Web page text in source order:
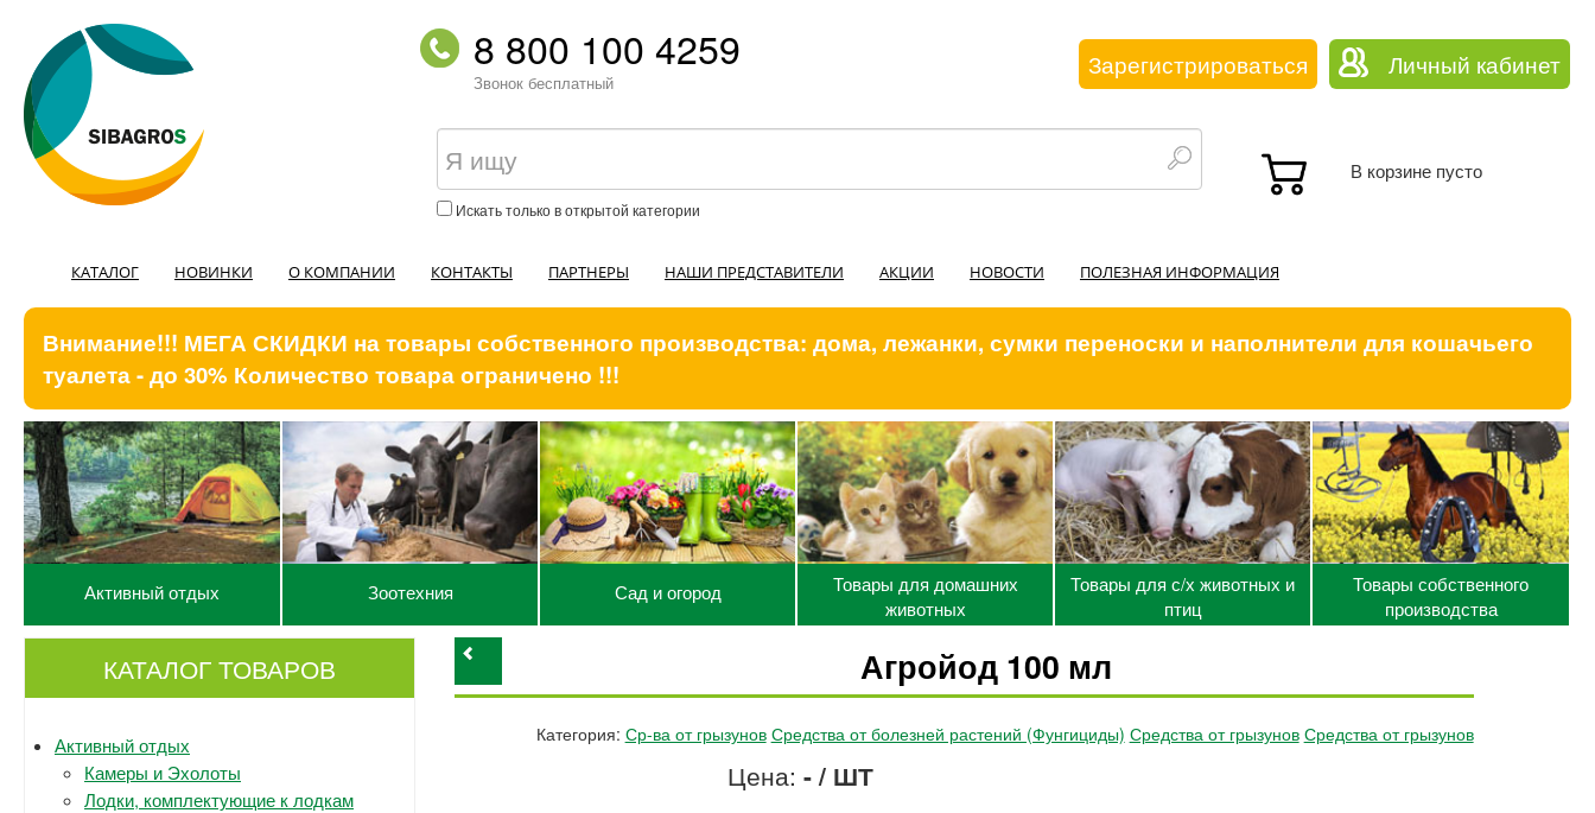
8 800 100 4259
Звонок бесплатный
Зарегистрироваться Личный кабинет
Искать только в открытой категории
В корзине пусто
КАТАЛОГ НОВИНКИ О КОМПАНИИ КОНТАКТЫ ПАРТНЕРЫ НАШИ ПРЕДСТАВИТЕЛИ АКЦИИ НОВОСТИ ПОЛЕЗНАЯ ИНФОРМАЦИЯ
Внимание!!! МЕГА СКИДКИ на товары собственного производства: дома, лежанки, сумки переноски и наполнители для кошачьего
туалета - до 30% Количество товара ограничено !!!
Активный отдых Зоотехния Сад и огород
Товары для домашних
животных
Товары для с/х животных и
птиц
Товары собственного
производства
КАТАЛОГ ТОВАРОВ
Активный отдых
Камеры и Эхолоты
Лодки, комплектующие к лодкам
Агройод 100 мл
Категория: Ср-ва от грызунов Средства от болезней растений (Фунгициды) Средства от грызунов Средства от грызунов
Цена:- / ШТ